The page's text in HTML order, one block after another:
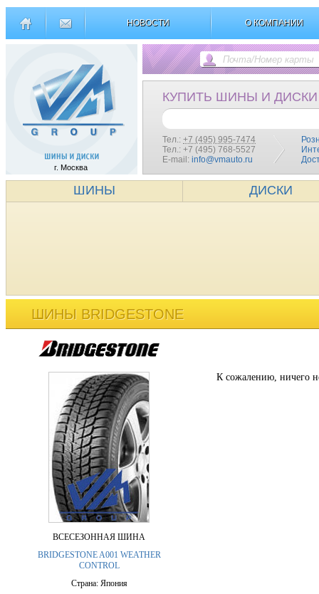
НОВОСТИ О КОМПАНИИ
г. Москва
КУПИТЬ ШИНЫ И ДИСКИ
Тел.: +7 (495) 995-7474
Тел.: +7 (495) 768-5527
E-mail: info@vmauto.ru
ШИНЫ ДИСКИ
ШИНЫ BRIDGESTONE
ВСЕСЕЗОННАЯ ШИНА
BRIDGESTONE A001 WEATHER
CONTROL
Страна: Япония
К сожалению, ничего